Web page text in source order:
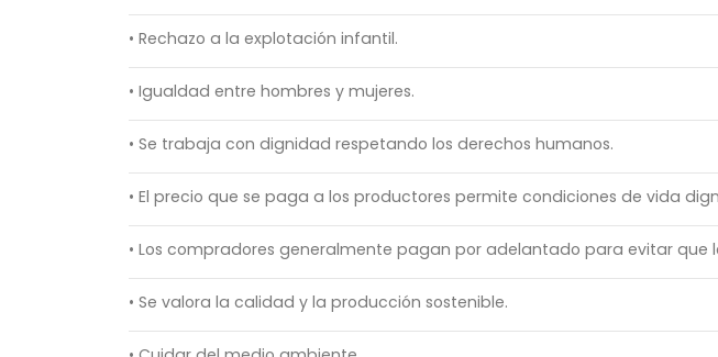
• Rechazo a la explotación infantil.
• Igualdad entre hombres y mujeres.
• Se trabaja con dignidad respetando los derechos humanos.
• El precio que se paga a los productores permite condiciones de vida
• Los compradores generalmente pagan por adelantado para evitar
• Se valora la calidad y la producción sostenible.